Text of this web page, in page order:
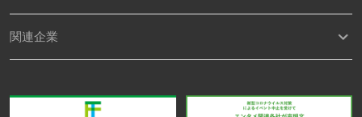
関連企業